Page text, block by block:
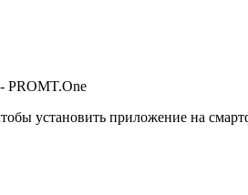
установить приложение на